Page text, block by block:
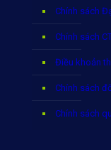
Chính sách
Chính sách
Điều khoản
Chính sách
Chính sách